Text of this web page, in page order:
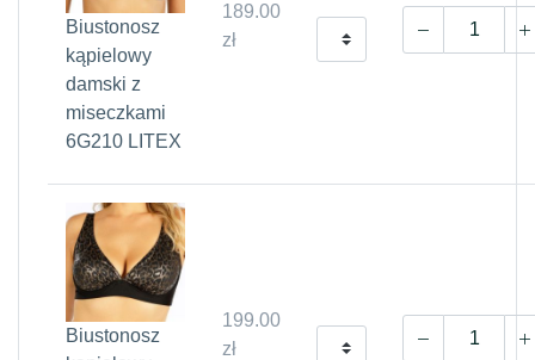
Biustonosz
kąpielowy
damski z
miseczkami
6G210 LITEX
189.00
zł
Biustonosz
199.00
zł